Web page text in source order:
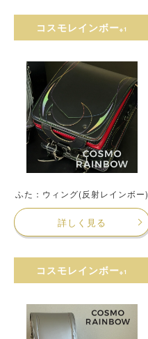
コスモレインボー※1
ふた：ウィング(反射レインボー)
詳しく見る
コスモレインボー※1